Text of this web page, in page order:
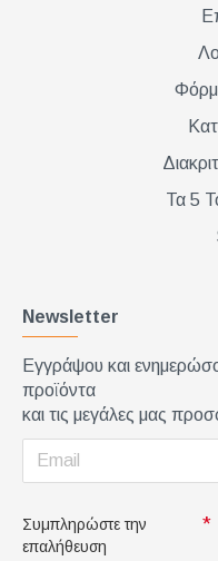
Τα 5
Newsletter
Εγγράψου και
προϊόντα
και τις μεγάλες μας
Συμπληρώστε την
επαλήθευση